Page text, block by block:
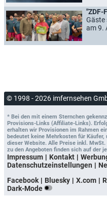
"ZDF-
Gäste
am 9.
© 1998 - 2026 imfernsehen
* Bei den mit einem Sternchen
Provisions-Links (Affiliate-Links).
erhalten wir Provisionen im Rahmen
bedeutet keine Mehrkosten für
dieser Website. Alle Preise inkl.
zu den Angeboten finden sich auf der
Impressum Kontakt
Datenschutzeinstellungen
Facebook
Bluesky X.com
Dark-Mode